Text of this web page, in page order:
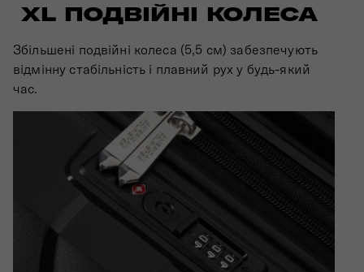
XL ПОДВІЙНІ КОЛЕСА
Збільшені подвійні колеса (5,5 см) забезпечують
відмінну стабільність і плавний рух у будь-який
час.